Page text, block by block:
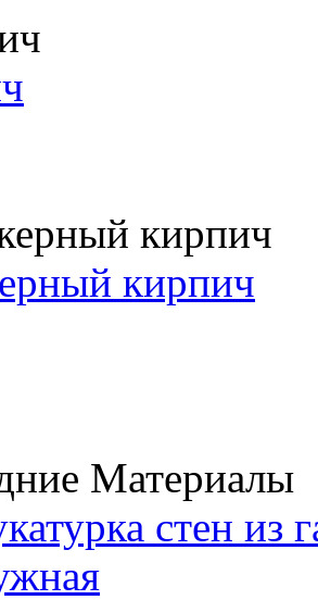
кирпич
Материалы
стен из